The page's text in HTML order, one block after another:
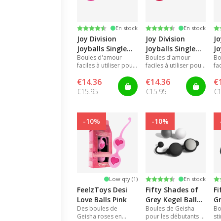
Note:
4.3 sur 5 étoiles
En stock
Joy Division
Joyballs Single
Rose
Boules d'amour
faciles à utiliser pour
de la ceinture
pelvienne et
augmenter le plaisir
€14.36
€15.95
Note:
4.3 sur 5 étoiles
En stock
Joy Division
Joyballs Single
Rouge
Boules d'amour
faciles à utiliser pour
de la ceinture
pelvienne et
augmenter le plaisir
€14.36
€15.95
-10%
Low qty (1)
FeelzToys Desi
Love Balls Pink
Des boules de
Geisha roses en
-10%
Note:
4.5 sur 5 étoiles
En stock
Fifty Shades of
Grey Kegel Balls
Set
Boules de Geisha
pour les débutants et